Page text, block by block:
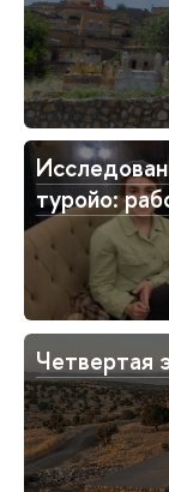
туройо:
Четвертая